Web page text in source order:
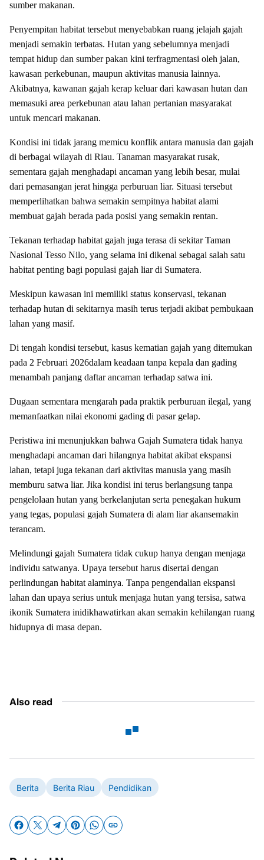
sumber makanan.
Penyempitan habitat tersebut menyebabkan ruang jelajah gajah
menjadi semakin terbatas. Hutan yang sebelumnya menjadi
tempat hidup dan sumber pakan kini terfragmentasi oleh jalan,
kawasan perkebunan, maupun aktivitas manusia lainnya.
Akibatnya, kawanan gajah kerap keluar dari kawasan hutan dan
memasuki area perkebunan atau lahan pertanian masyarakat
untuk mencari makanan.
Kondisi ini tidak jarang memicu konflik antara manusia dan gajah
di berbagai wilayah di Riau. Tanaman masyarakat rusak,
sementara gajah menghadapi ancaman yang lebih besar, mulai
dari pemasangan jerat hingga perburuan liar. Situasi tersebut
memperlihatkan bahwa semakin sempitnya habitat alami
membuat gajah berada pada posisi yang semakin rentan.
Tekanan terhadap habitat gajah juga terasa di sekitar Taman
Nasional Tesso Nilo, yang selama ini dikenal sebagai salah satu
habitat penting bagi populasi gajah liar di Sumatera.
Meskipun kawasan ini memiliki status konservasi, tekanan
terhadap hutan di sekitarnya masih terus terjadi akibat pembukaan
lahan yang masif.
Di tengah kondisi tersebut, kasus kematian gajah yang ditemukan
pada 2 Februari 2026dalam keadaan tanpa kepala dan gading
menambah panjang daftar ancaman terhadap satwa ini.
Dugaan sementara mengarah pada praktik perburuan ilegal, yang
memanfaatkan nilai ekonomi gading di pasar gelap.
Peristiwa ini menunjukkan bahwa Gajah Sumatera tidak hanya
menghadapi ancaman dari hilangnya habitat akibat ekspansi
lahan, tetapi juga tekanan dari aktivitas manusia yang masih
memburu satwa liar. Jika kondisi ini terus berlangsung tanpa
pengelolaan hutan yang berkelanjutan serta penegakan hukum
yang tegas, populasi gajah Sumatera di alam liar akansemakin
terancam.
Melindungi gajah Sumatera tidak cukup hanya dengan menjaga
individu satwanya. Upaya tersebut harus disertai dengan
perlindungan habitat alaminya. Tanpa pengendalian ekspansi
lahan dan upaya serius untuk menjaga hutan yang tersisa, satwa
ikonik Sumatera inidikhawatirkan akan semakin kehilangan ruang
hidupnya di masa depan.
Also read
Berita Berita Riau Pendidikan